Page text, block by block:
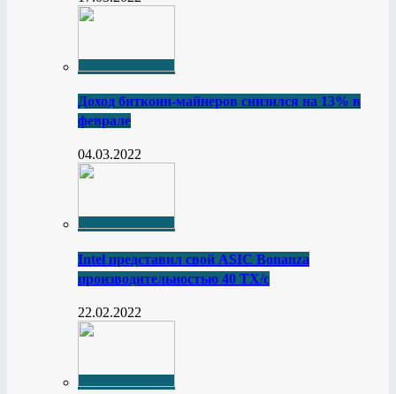
Доход биткоин-майнеров снизился на 13% в
феврале
04.03.2022
Intel представил свой ASIC Bonanza
производительностью 40 ТХ/с
22.02.2022